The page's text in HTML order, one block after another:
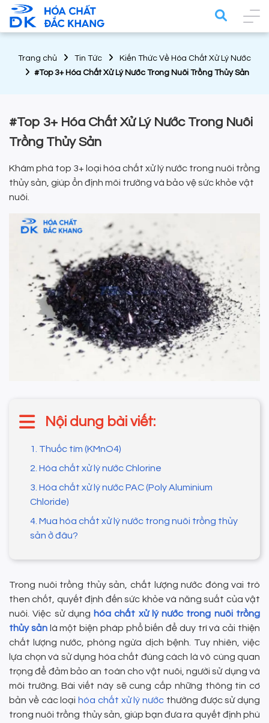
Trang chủ Tin Tức
Kiến Thức Về Hóa Chất Xử Lý Nước
#Top 3+ Hóa Chất Xử Lý Nước Trong Nuôi Trồng Thủy Sản
#Top 3+ Hóa Chất Xử Lý Nước Trong Nuôi
Trồng Thủy Sản
Khám phá top 3+ loại hóa chất xử lý nước trong nuôi trồng
thủy sản, giúp ổn định môi trường và bảo vệ sức khỏe vật
nuôi.
Nội dung bài viết:
1. Thuốc tím (KMnO4)
2. Hóa chất xử lý nước Chlorine
3. Hóa chất xử lý nước PAC (Poly Aluminium
Chloride)
4. Mua hóa chất xử lý nước trong nuôi trồng thủy
sản ở đâu?
Trong nuôi trồng thủy sản, chất lượng nước đóng vai trò
then chốt, quyết định đến sức khỏe và năng suất của vật
nuôi. Việc sử dụng hóa chất xử lý nước trong nuôi trồng
thủy sảnlà một biện pháp phổ biến để duy trì và cải thiện
chất lượng nước, phòng ngừa dịch bệnh. Tuy nhiên, việc
lựa chọn và sử dụng hóa chất đúng cách là vô cùng quan
trọng để đảm bảo an toàn cho vật nuôi, người sử dụng và
môi trường. Bài viết này sẽ cung cấp những thông tin cơ
bản về các loại hóa chất xử lý nước thường được sử dụng
trong nuôi trồng thủy sản, giúp bạn đưa ra quyết định phù